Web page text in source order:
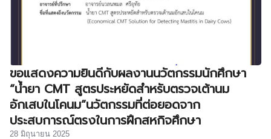
ขอแสดงความยินดีกับผลงานนวัตกรรมนักศึกษา
“น้ำยา CMT สูตรประหยัดสำหรับตรวจเต้านม
อักเสบในโคนม”นวัตกรรมที่ต่อยอดจาก
ประสบการณ์ตรงในการฝึกสหกิจศึกษา
28 มิถุนายน 2025